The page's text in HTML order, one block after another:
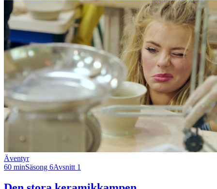
Äventyr
60 minSäsong 6Avsnitt 1